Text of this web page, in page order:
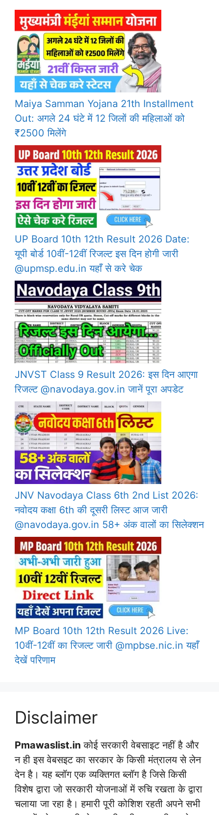
Maiya Samman Yojana 21th Installment
Out: अगले 24 घंटे में 12 जिलों की महिलाओं को
₹2500 मिलेंगे
UP Board 10th 12th Result 2026 Date:
यूपी बोर्ड 10वीं-12वीं रिजल्ट इस दिन होगी जारी
@upmsp.edu.in यहाँ से करे चेक
JNVST Class 9 Result 2026: इस दिन आएगा
रिजल्ट @navodaya.gov.in जानें पूरा अपडेट
JNV Navodaya Class 6th 2nd List 2026:
नवोदय कक्षा 6th की दूसरी लिस्ट आज जारी
@navodaya.gov.in 58+ अंक वालों का सिलेक्शन
MP Board 10th 12th Result 2026 Live:
10वीं-12वीं का रिजल्ट जारी @mpbse.nic.in यहाँ
देखें परिणाम
Disclaimer
Pmawaslist.in कोई सरकारी वेबसाइट नहीं है और
न ही इस वेबसइट का सरकार के किसी मंत्रालय से लेन
देन है। यह ब्लॉग एक व्यक्तिगत ब्लॉग है जिसे किसी
विशेष द्वारा जो सरकारी योजनाओं में रुचि रखता के द्वारा
चलाया जा रहा है। हमारी पूरी कोशिश रहती अपने सभी